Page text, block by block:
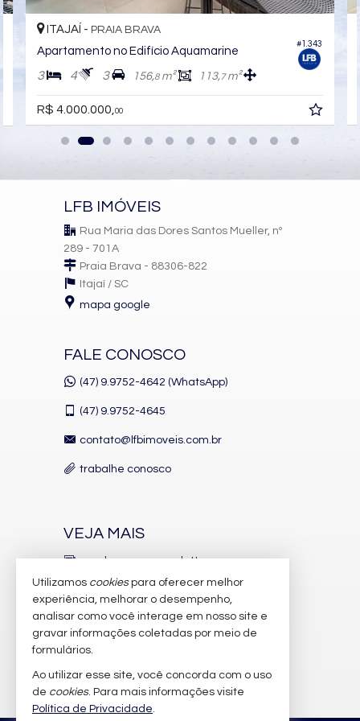
Salão de Festas
Espaço Gourmet
Espaço Fitness
Portão Eletrônico
Brinquedoteca
Piscina Infantil
Elevador
Pìscina Térmica
Box de Praia
Hall Decorado e Mobiliado
Infra para Veículos Elétricos
Acessibilidade para PNE
#1.343
ITAJAÍ - PRAIA BRAVA
Apartamento no Edifício Aquamarine
3 4 3 156,8m² 113,7m²
R$ 4.000.000,00
LFB IMÓVEIS
Rua Maria das Dores Santos Mueller, nº
289 - 701A
Praia Brava - 88306-822
Itajaí / SC
mapa google
FALE CONOSCO
(47) 9.9752-4642 (WhatsApp)
(47) 9.9752-4645
contato@lfbimoveis.com.br
trabalhe conosco
VEJA MAIS
receba nosso newsletter
indicadores financeiros
cadastre seu imóvel
imóveis favoritos
mapa de imóveis
Utilizamos cookiespara oferecer melhor
experiência, melhorar o desempenho,
analisar como você interage em nosso site e
gravar informações coletadas por meio de
formulários.
Ao utilizar esse site, você concorda com o uso
de cookies. Para mais informações visite
Política de Privacidade.